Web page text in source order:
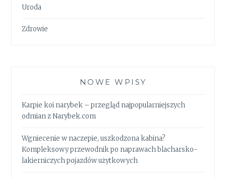
Uroda
Zdrowie
NOWE WPISY
Karpie koi narybek – przegląd najpopularniejszych
odmian z Narybek.com
Wgniecenie w naczepie, uszkodzona kabina?
Kompleksowy przewodnik po naprawach blacharsko-
lakierniczych pojazdów użytkowych